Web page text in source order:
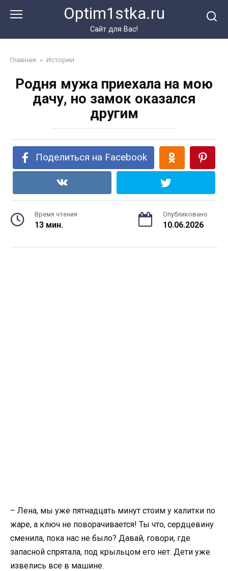
Optim1stka.ru
Сайт для Вас!
Главная » Истории
Родня мужа приехала на мою
дачу, но замок оказался
другим
Поделиться на Facebook
Время чтения
13 мин.
Опубликовано
10.06.2026
– Лена, мы уже пятнадцать минут стоим у калитки по
жаре, а ключ не поворачивается! Ты что, сердцевину
сменила, пока нас не было? Давай, говори, где
запасной спрятала, под крыльцом его нет. Дети уже
извелись все в машине.